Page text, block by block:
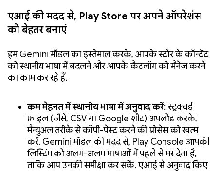
एआई की मदद से, Play Store पर अपने ऑपरेशंस
को बेहतर बनाएं
हम Gemini मॉडल का इस्तेमाल करके, आपके स्टोर के कॉन्टेंट
को स्थानीय भाषा में बदलने और आपके कैटलॉग को मैनेज करने
का काम कर रहे हैं.
कम मेहनत में स्थानीय भाषा में अनुवाद करें: स्ट्रक्चर्ड
फ़ाइल (जैसे, CSV या Google शीट) अपलोड करके,
मैन्युअल तरीके से कॉपी-पेस्ट करने की प्रोसेस को खत्म
करें. Gemini मॉडल की मदद से, Play Console आपकी
लिस्टिंग को अलग-अलग भाषाओं में पहले से भर देता है,
ताकि आप उनकी समीक्षा कर सकें. एआई से अनुवाद किए